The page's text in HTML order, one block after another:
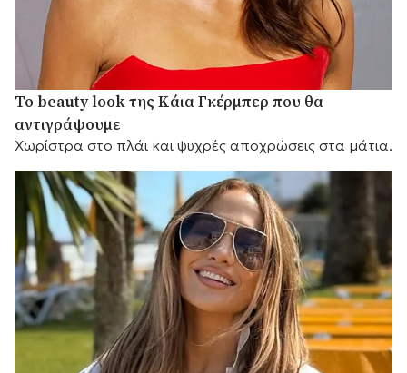
Το beauty look της Κάια Γκέρμπερ που θα
αντιγράψουμε
Χωρίστρα στο πλάι και ψυχρές αποχρώσεις στα μάτια.